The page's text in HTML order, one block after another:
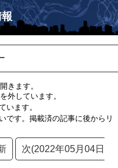
きます。
外しています。
います。
です。掲載済の記事に後からリ
次(2022年05月04日